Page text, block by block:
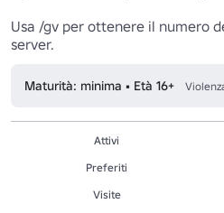
Usa /gv per ottenere il numero
Maturità: minima • Età 16+
Attivi
Preferiti
Visite